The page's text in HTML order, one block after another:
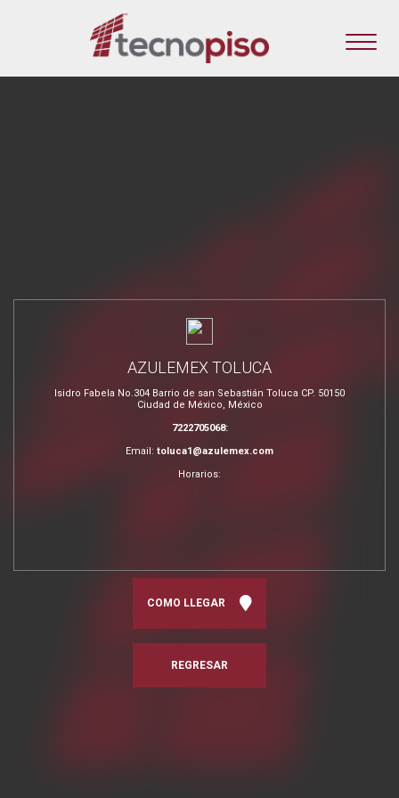
AZULEMEX TOLUCA
Isidro Fabela No.304 Barrio de san Sebastián Toluca CP. 50150
Ciudad de México, México
7222705068:
Email: toluca1@azulemex.com
Horarios:
COMO LLEGAR
REGRESAR